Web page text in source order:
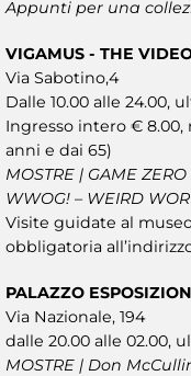
Appunti per una
VIGAMUS - THE
Via Sabotino,4
Dalle 10.00 alle 24.00,
Ingresso intero € 8.00,
anni e dai 65)
MOSTRE | GAME
WWOG! – WEIRD
Visite guidate al
obbligatoria
PALAZZO
Via Nazionale, 194
dalle 20.00 alle 02.00,
MOSTRE | Don